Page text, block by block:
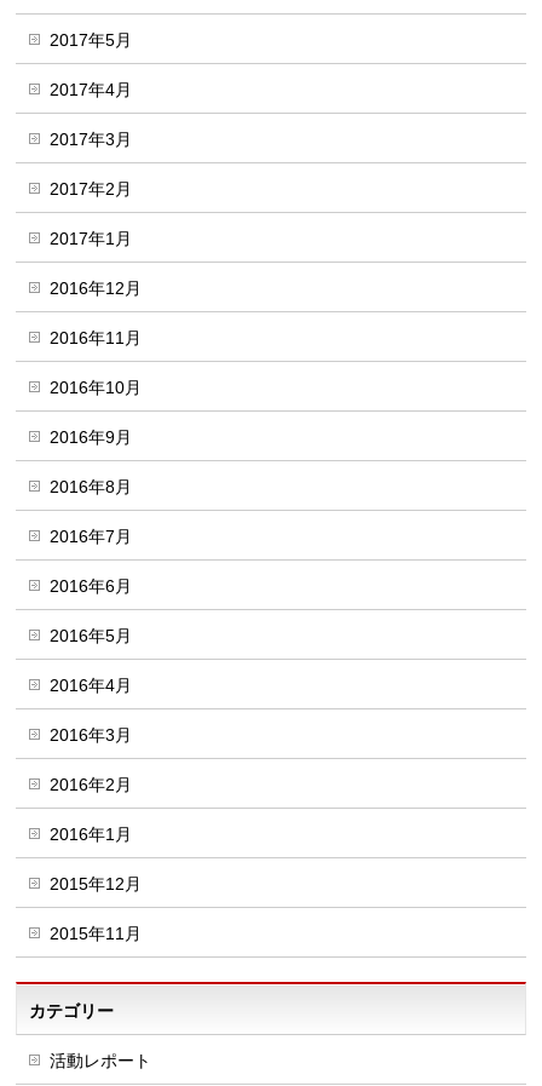
2017年5月
2017年4月
2017年3月
2017年2月
2017年1月
2016年12月
2016年11月
2016年10月
2016年9月
2016年8月
2016年7月
2016年6月
2016年5月
2016年4月
2016年3月
2016年2月
2016年1月
2015年12月
2015年11月
カテゴリー
活動レポート